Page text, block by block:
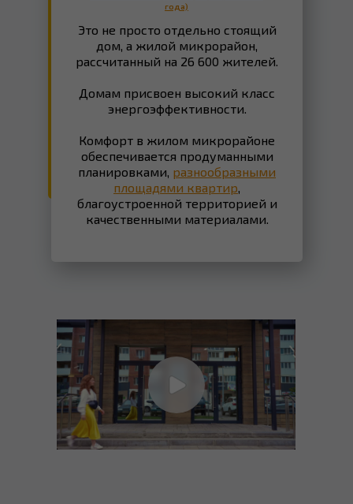
года)
Это не просто отдельно стоящий
дом, а жилой микрорайон,
рассчитанный на 26 600 жителей.
Домам присвоен высокий класс
энергоэффективности.
Комфорт в жилом микрорайоне
обеспечивается продуманными
планировками, разнообразными
площадями квартир,
благоустроенной территорией и
качественными материалами.